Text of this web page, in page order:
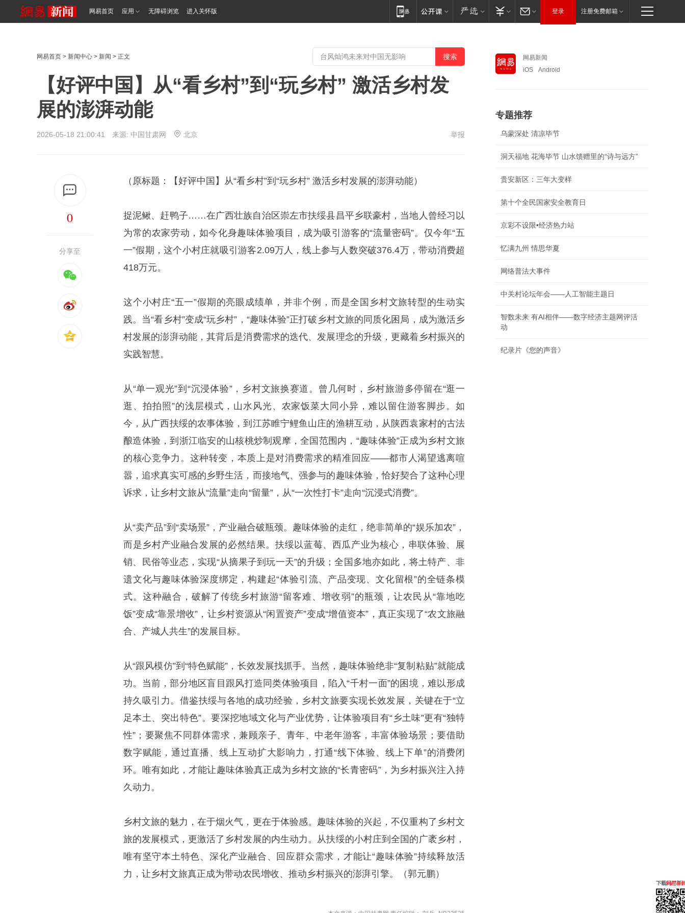
网易首页 应用 无障碍浏览 进入关怀版 登录 注册免费邮箱
网易首页 > 新闻中心 > 新闻 > 正文
【好评中国】从“看乡村”到“玩乡村” 激活乡村发
展的澎湃动能
2026-05-18 21:00:41 来源: 中国甘肃网 北京 举报
0
分享至
（原标题：【好评中国】从“看乡村”到“玩乡村” 激活乡村发展的澎湃动能）
捉泥鳅、赶鸭子……在广西壮族自治区崇左市扶绥县昌平乡联豪村，当地人曾经习以
为常的农家劳动，如今化身趣味体验项目，成为吸引游客的“流量密码”。仅今年“五
一”假期，这个小村庄就吸引游客2.09万人，线上参与人数突破376.4万，带动消费超
418万元。
这个小村庄“五一”假期的亮眼成绩单，并非个例，而是全国乡村文旅转型的生动实
践。当“看乡村”变成“玩乡村”，“趣味体验”正打破乡村文旅的同质化困局，成为激活乡
村发展的澎湃动能，其背后是消费需求的迭代、发展理念的升级，更藏着乡村振兴的
实践智慧。
从“单一观光”到“沉浸体验”，乡村文旅换赛道。曾几何时，乡村旅游多停留在“逛一
逛、拍拍照”的浅层模式，山水风光、农家饭菜大同小异，难以留住游客脚步。如
今，从广西扶绥的农事体验，到江苏睢宁鲤鱼山庄的渔耕互动，从陕西袁家村的古法
酿造体验，到浙江临安的山核桃炒制观摩，全国范围内，“趣味体验”正成为乡村文旅
的核心竞争力。这种转变，本质上是对消费需求的精准回应——都市人渴望逃离喧
嚣，追求真实可感的乡野生活，而接地气、强参与的趣味体验，恰好契合了这种心理
诉求，让乡村文旅从“流量”走向“留量”，从“一次性打卡”走向“沉浸式消费”。
从“卖产品”到“卖场景”，产业融合破瓶颈。趣味体验的走红，绝非简单的“娱乐加农”，
而是乡村产业融合发展的必然结果。扶绥以蓝莓、西瓜产业为核心，串联体验、展
销、民俗等业态，实现“从摘果子到玩一天”的升级；全国多地亦如此，将土特产、非
遗文化与趣味体验深度绑定，构建起“体验引流、产品变现、文化留根”的全链条模
式。这种融合，破解了传统乡村旅游“留客难、增收弱”的瓶颈，让农民从“靠地吃
饭”变成“靠景增收”，让乡村资源从“闲置资产”变成“增值资本”，真正实现了“农文旅融
合、产城人共生”的发展目标。
从“跟风模仿”到“特色赋能”，长效发展找抓手。当然，趣味体验绝非“复制粘贴”就能成
功。当前，部分地区盲目跟风打造同类体验项目，陷入“千村一面”的困境，难以形成
持久吸引力。借鉴扶绥与各地的成功经验，乡村文旅要实现长效发展，关键在于“立
足本土、突出特色”。要深挖地域文化与产业优势，让体验项目有“乡土味”更有“独特
性”；要聚焦不同群体需求，兼顾亲子、青年、中老年游客，丰富体验场景；要借助
数字赋能，通过直播、线上互动扩大影响力，打通“线下体验、线上下单”的消费闭
环。唯有如此，才能让趣味体验真正成为乡村文旅的“长青密码”，为乡村振兴注入持
久动力。
乡村文旅的魅力，在于烟火气，更在于体验感。趣味体验的兴起，不仅重构了乡村文
旅的发展模式，更激活了乡村发展的内生动力。从扶绥的小村庄到全国的广袤乡村，
唯有坚守本土特色、深化产业融合、回应群众需求，才能让“趣味体验”持续释放活
力，让乡村文旅真正成为带动农民增收、推动乡村振兴的澎湃引擎。（郭元鹏）
网易新闻
iOS
Android
专题推荐
乌蒙深处 清凉毕节
洞天福地 花海毕节 山水馈赠里的“诗与远方”
贵安新区：三年大变样
第十个全民国家安全教育日
京彩不设限•经济热力站
忆满九州 情思华夏
网络普法大事件
中关村论坛年会——人工智能主题日
智数未来 有AI相伴——数字经济主题网评活
动
纪录片《您的声音》